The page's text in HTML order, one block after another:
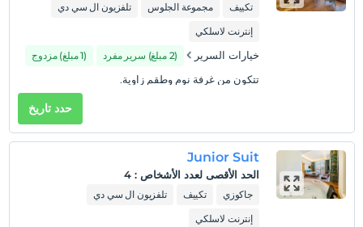
تكييف مجموعة الجلوس
تلفزيون ال سي دي
إنترنت لاسلكي
خيارات السرير (2 مبلغ) سرير مفرد (1 مبلغ) مزدوج
تتكون من غرفة نوم وطقم زاوية.
حدد تاريخ
Junior Suit
الحد الأقصى لعدد الأشخاص :
4
جاكوزي تكييف
تلفزيون ال سي دي
إنترنت لاسلكي